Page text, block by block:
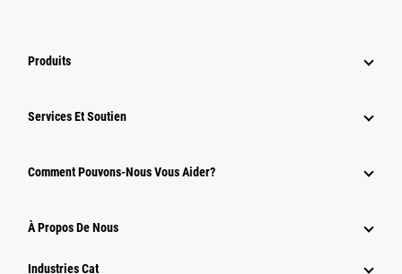
Produits
Services Et Soutien
Comment Pouvons-Nous Vous Aider?
À Propos De Nous
Industries Cat